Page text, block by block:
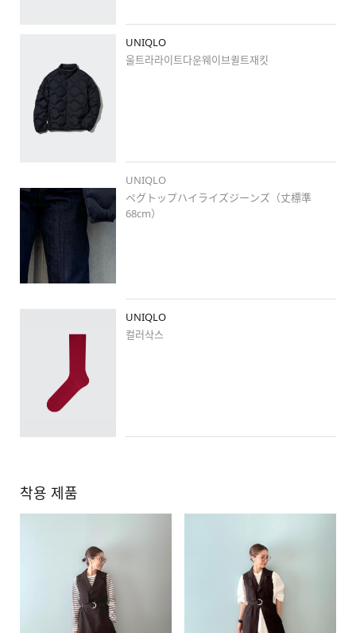
#ジェンダーレスコーデ
#ニット帽
#ユニデニ
#uniqlojeans
UNIQLO
울트라라이트다운웨이브퀼트재킷
UNIQLO
ペグトップハイライズジーンズ（丈標準
68cm）
UNIQLO
컬러삭스
착용 제품